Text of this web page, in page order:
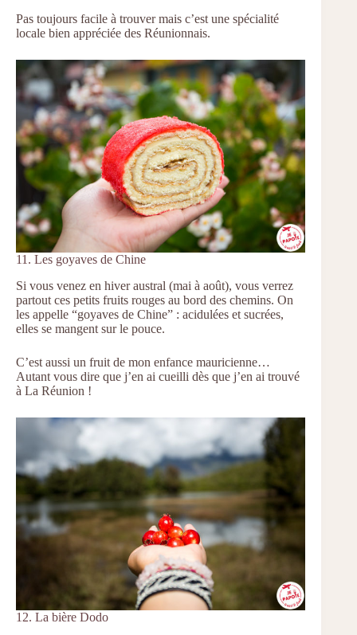
Pas toujours facile à trouver mais c’est une spécialité
locale bien appréciée des Réunionnais.
11. Les goyaves de Chine
Si vous venez en hiver austral (mai à août), vous verrez
partout ces petits fruits rouges au bord des chemins. On
les appelle “goyaves de Chine” : acidulées et sucrées,
elles se mangent sur le pouce.
C’est aussi un fruit de mon enfance mauricienne…
Autant vous dire que j’en ai cueilli dès que j’en ai trouvé
à La Réunion !
12. La bière Dodo